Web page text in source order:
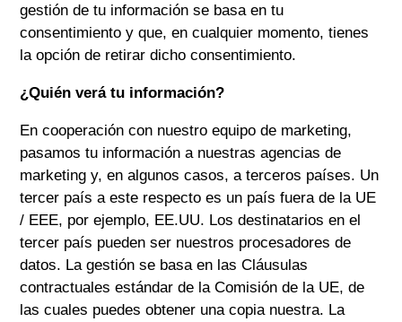
gestión de tu información se basa en tu
consentimiento y que, en cualquier momento, tienes
la opción de retirar dicho consentimiento.
¿Quién verá tu información?
En cooperación con nuestro equipo de marketing,
pasamos tu información a nuestras agencias de
marketing y, en algunos casos, a terceros países. Un
tercer país a este respecto es un país fuera de la UE
/ EEE, por ejemplo, EE.UU. Los destinatarios en el
tercer país pueden ser nuestros procesadores de
datos. La gestión se basa en las Cláusulas
contractuales estándar de la Comisión de la UE, de
las cuales puedes obtener una copia nuestra. La